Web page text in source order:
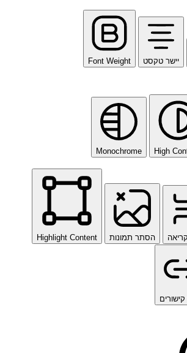
יישר טקסט Font Weight
High
Monochrome
הסתר תמונות Highlight Content